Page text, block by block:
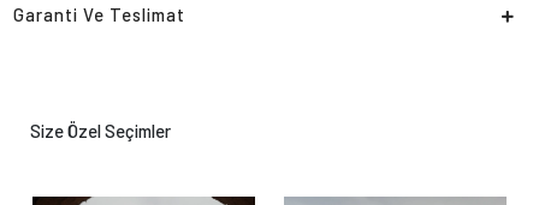
Garanti Ve Teslimat
Size Özel Seçimler